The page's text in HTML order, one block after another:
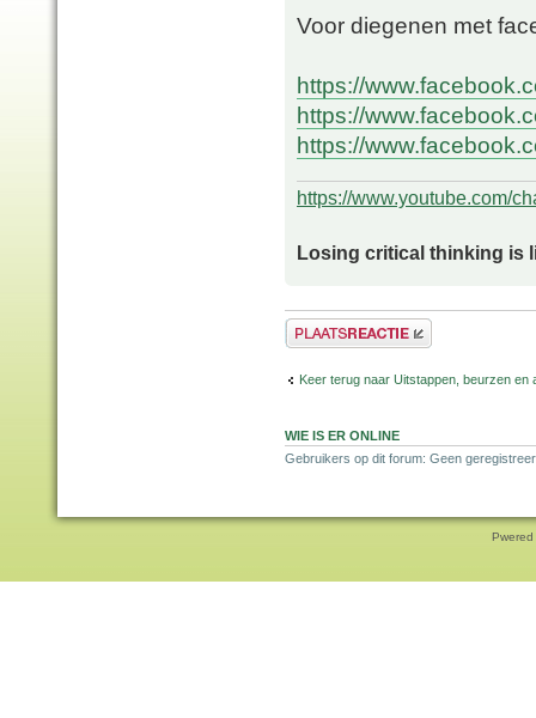
Voor diegenen met
https://
https://
https://
https://www.youtube.com/
Losing critical thinking is
Plaats een reactie
Keer terug naar Uitstappen, beurzen en
WIE IS ER ONLINE
Gebruikers op dit forum: Geen